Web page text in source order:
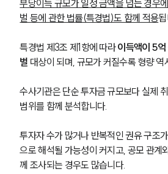
부당이득 규모가 일정 금액을 넘는 경우
벌 등에 관한 법률(특경법)도 함께 적용
특경법 제3조 제1항에 따라 이득액이 5억
벌 대상이 되며, 규모가 커질수록 형량
수사기관은 단순 투자금 규모보다 실제
범위를 함께 분석합니다.
투자자 수가 많거나 반복적인 권유 구조
으로 해석될 가능성이 커지고, 공모 관계
께 조사되는 경우도 많습니다.